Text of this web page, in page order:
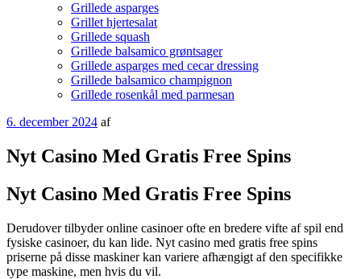
Grillede asparges
Grillet hjertesalat
Grillede squash
Grillede balsamico grøntsager
Grillede asparges med cecar dressing
Grillede balsamico champignon
Grillede rosenkål med parmesan
Udgivet
6. december 2024 af
Nyt Casino Med Gratis Free Spins
Nyt Casino Med Gratis Free Spins
Derudover tilbyder online casinoer ofte en bredere vifte af spil end
fysiske casinoer, du kan lide. Nyt casino med gratis free spins
priserne på disse maskiner kan variere afhængigt af den specifikke
type maskine, men hvis du vil.